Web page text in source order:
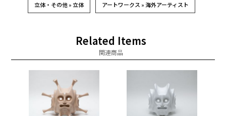
立体・その他 » 立体 アートワークス » 海外アーティスト
Related Items
関連商品